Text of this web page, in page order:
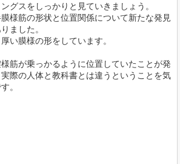
グスをしっかりと見ていきましょう。
様筋の形状と位置関係について新たな発見
ました。
い膜様の形をしています。
筋が乗っかるように位置していたことが発
際の人体と教科書とは違うということを気
。